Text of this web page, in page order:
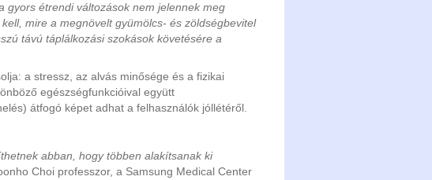
gyors étrendi változások nem jelennek meg
mire a megnövelt gyümölcs- és zöldségbevitel
távú táplálkozási szokások követésére a
a stressz, az alvás minősége és a fizikai
egészségfunkcióival együtt
átfogó képet adhat a felhasználók jóllétéről.
abban, hogy többen alakítsanak ki
Choi professzor, a Samsung Medical Center